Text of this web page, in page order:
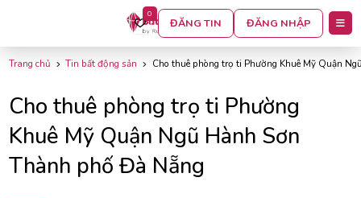
0
ĐĂNG TIN ĐĂNG NHẬP
Trang chủ Tin bất động sản Cho thuê phòng trọ ti Phường Khuê Mỹ Quận
Cho thuê phòng trọ ti Phường
Khuê Mỹ Quận Ngũ Hành Sơn
Thành phố Đà Nẵng